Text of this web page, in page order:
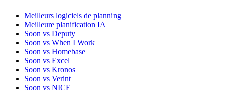
Meilleurs logiciels de planning
Meilleure planification IA
Soon vs Deputy
Soon vs When I Work
Soon vs Homebase
Soon vs Excel
Soon vs Kronos
Soon vs Verint
Soon vs NICE